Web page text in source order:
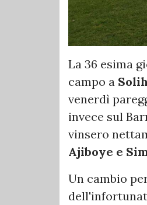
La 36 esima
campo a
venerdì
invece sul
vinsero
Ajiboye e
Un cambio